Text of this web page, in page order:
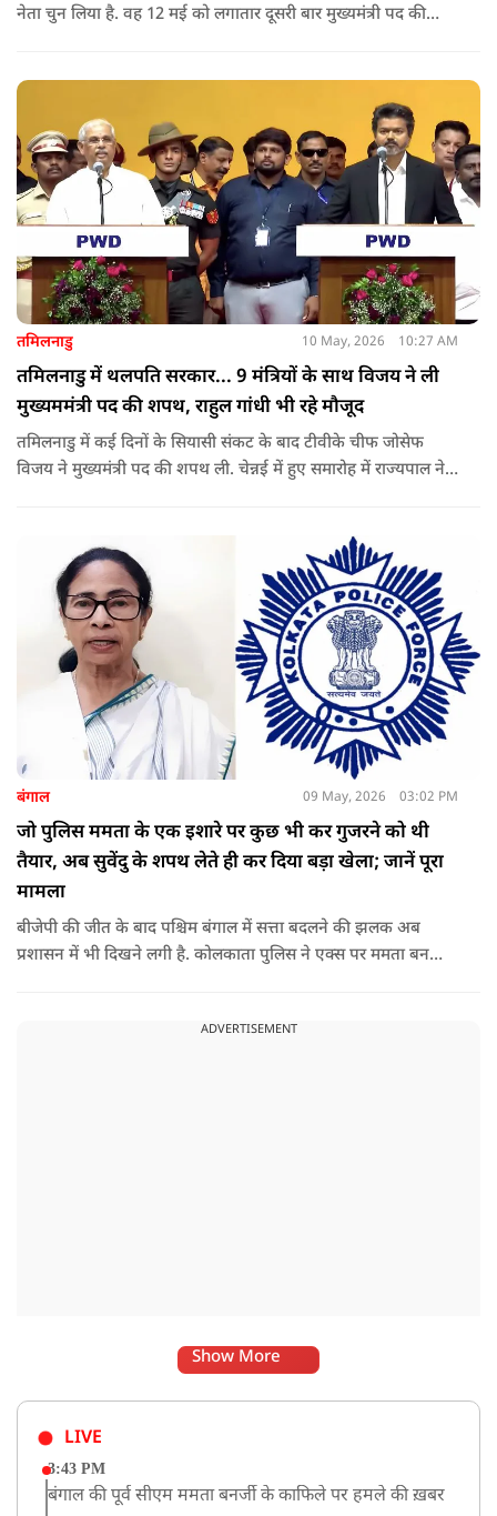
नेता चुन लिया है. वह 12 मई को लगातार दूसरी बार मुख्यमंत्री पद की
तमिलनाडु 10 May, 2026 10:27 AM
तमिलनाडु में थलपति सरकार... 9 मंत्रियों के साथ विजय ने ली
मुख्यममंत्री पद की शपथ, राहुल गांधी भी रहे मौजूद
तमिलनाडु में कई दिनों के सियासी संकट के बाद टीवीके चीफ जोसेफ
विजय ने मुख्यमंत्री पद की शपथ ली. चेन्नई में हुए समारोह में राज्यपाल ने
बंगाल 09 May, 2026 03:02 PM
जो पुलिस ममता के एक इशारे पर कुछ भी कर गुजरने को थी
तैयार, अब सुवेंदु के शपथ लेते ही कर दिया बड़ा खेला; जानें पूरा
मामला
बीजेपी की जीत के बाद पश्चिम बंगाल में सत्ता बदलने की झलक अब
प्रशासन में भी दिखने लगी है. कोलकाता पुलिस ने एक्स पर ममता बनर्जी
ADVERTISEMENT
Show More
LIVE
3:43 PM
बंगाल की पूर्व सीएम ममता बनर्जी के काफिले पर हमले की ख़बर